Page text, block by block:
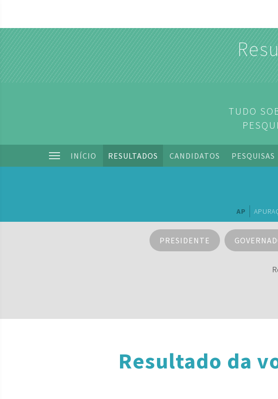
TUDO
INÍCIO RESULTADOS CANDIDATOS PESQUISAS
AP
PRESIDENTE
Resultado da